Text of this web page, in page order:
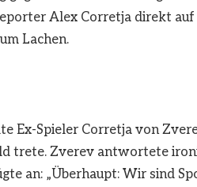
Alex Corretja direkt auf
Lachen.
Ex-Spieler Corretja von
trete. Zverev antwortete
an: „Überhaupt: Wir sind